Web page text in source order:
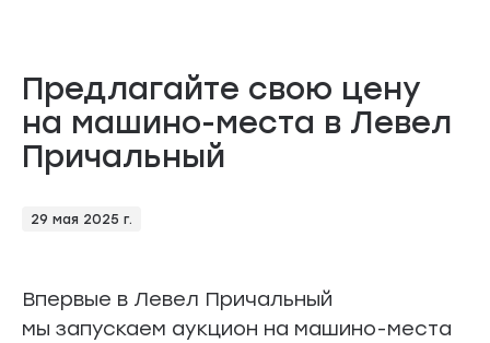
Предлагайте свою цену
на машино-места в Левел
Причальный
29 мая 2025 г.
Впервые в Левел Причальный
мы запускаем аукцион на машино-места